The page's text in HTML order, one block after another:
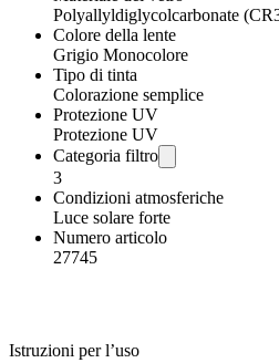
Polyallyldiglycolcarbonate
Colore della lente
Grigio Monocolore
Tipo di tinta
Colorazione semplice
Protezione UV
Protezione UV
Categoria filtro
3
Condizioni atmosferiche
Luce solare forte
Numero articolo
27745
Istruzioni per l’uso